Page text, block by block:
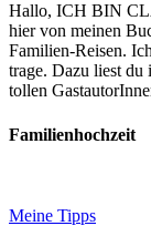
Hallo, ICH BIN
hier von meinen
Familien-Reisen.
trage. Dazu liest du
tollen
Familienhochzeit
Meine Tipps